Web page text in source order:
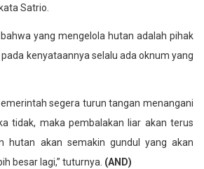
Satrio.
yang mengelola hutan adalah pihak
kenyataannya selalu ada oknum yang
segera turun tangan menangani
tidak, maka pembalakan liar akan terus
hutan akan semakin gundul yang akan
besar lagi,” tuturnya. (AND)